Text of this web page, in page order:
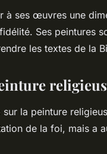
à ses œuvres une
Ses peintures
les textes de la
sur la peinture
de la foi, mais a